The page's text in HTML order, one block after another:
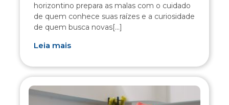
horizontino prepara as malas com o cuidado
de quem conhece suas raízes e a curiosidade
de quem busca novas[...]
Leia mais